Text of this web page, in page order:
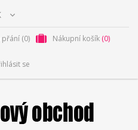
přání (0) Nákupní košík (0)
se